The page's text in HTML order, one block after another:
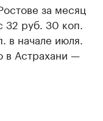
за месяц
32 руб. 30 коп.
в начале июля.
в Астрахани —